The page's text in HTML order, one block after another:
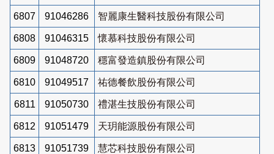
6807 91046286 智麗康生醫科技股份有限公司
6808 91046315 懷慕科技股份有限公司
6809 91048720 穩富發造鎮股份有限公司
6810 91049517 祐德餐飲股份有限公司
6811 91050730 禮湛生技股份有限公司
6812 91051479 天玥能源股份有限公司
6813 91051739 慧芯科技股份有限公司